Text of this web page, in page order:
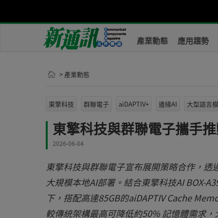
產業動態 應用趨勢
> 產業動態
東擎科技 群聯電子 aiDAPTIV+ 邊緣AI 大型語言
東擎科技與群聯電子攜手
2026-06-04
東擎科技與群聯電子宣布展開策略合作，透
大規模本地AI部署。結合東擎科技AI BOX-
下，搭配高達85GB的aiDAPTIV Cache
較傳統架構最高可降低約50% 記憶體需求